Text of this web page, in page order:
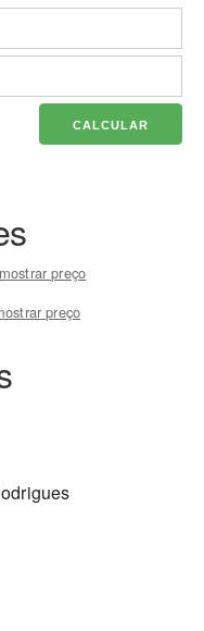
mostrar preço
preço